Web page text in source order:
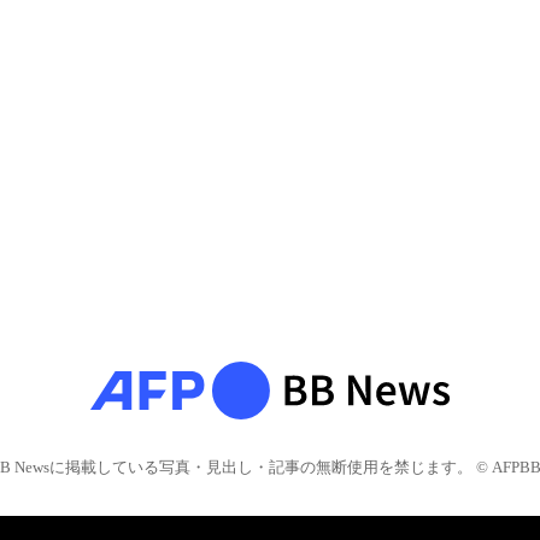
Newsに掲載している写真・見出し・記事の無断使用を禁じます。 © AFPBB